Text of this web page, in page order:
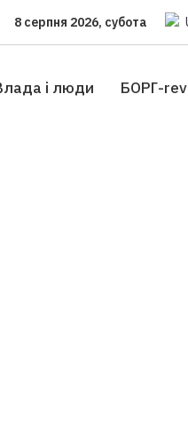
8 серпня 2026, субота
i люди БОРГ-